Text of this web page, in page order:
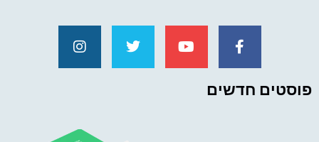
פוסטים חדשים